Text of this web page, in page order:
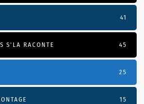
41
S'LA RACONTE 45
25
15